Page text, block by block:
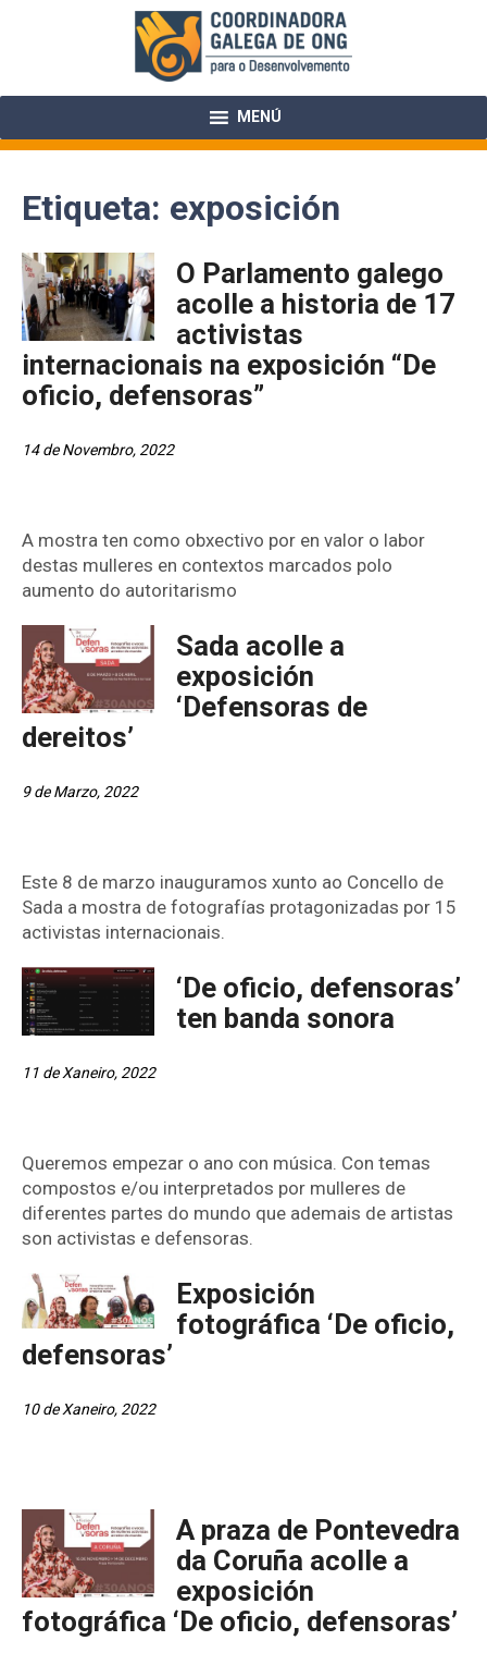
MENÚ
Etiqueta: exposición
O Parlamento galego
acolle a historia de 17
activistas
internacionais na exposición “De
oficio, defensoras”
14 de Novembro, 2022
A mostra ten como obxectivo por en valor o labor
destas mulleres en contextos marcados polo
aumento do autoritarismo
Sada acolle a
exposición
‘Defensoras de
dereitos’
9 de Marzo, 2022
Este 8 de marzo inauguramos xunto ao Concello de
Sada a mostra de fotografías protagonizadas por 15
activistas internacionais.
‘De oficio, defensoras’
ten banda sonora
11 de Xaneiro, 2022
Queremos empezar o ano con música. Con temas
compostos e/ou interpretados por mulleres de
diferentes partes do mundo que ademais de artistas
son activistas e defensoras.
Exposición
fotográfica ‘De oficio,
defensoras’
10 de Xaneiro, 2022
A praza de Pontevedra
da Coruña acolle a
exposición
fotográfica ‘De oficio, defensoras’